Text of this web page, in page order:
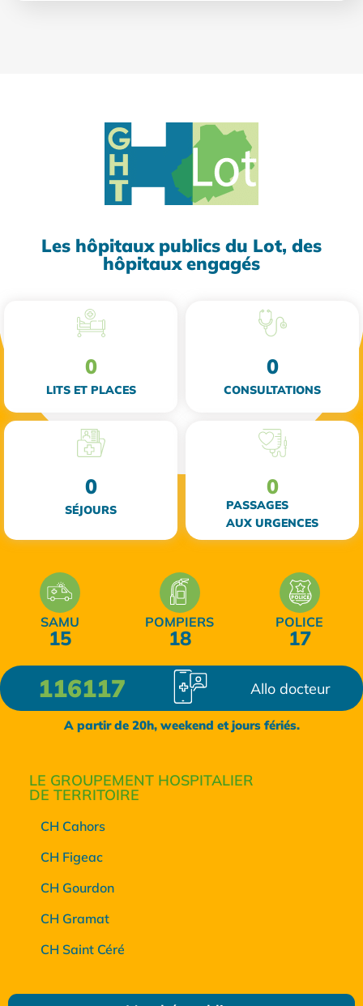
Les hôpitaux publics du Lot, des
hôpitaux engagés
LITS ET PLACES
0
CONSULTATIONS
0
SÉJOURS
0
PASSAGES
AUX URGENCES
0
SAMU
15
POMPIERS
18
POLICE
17
116117 Allo docteur
A partir de 20h, weekend et jours fériés.
LE GROUPEMENT HOSPITALIER
DE TERRITOIRE
CH Cahors
CH Figeac
CH Gourdon
CH Gramat
CH Saint Céré